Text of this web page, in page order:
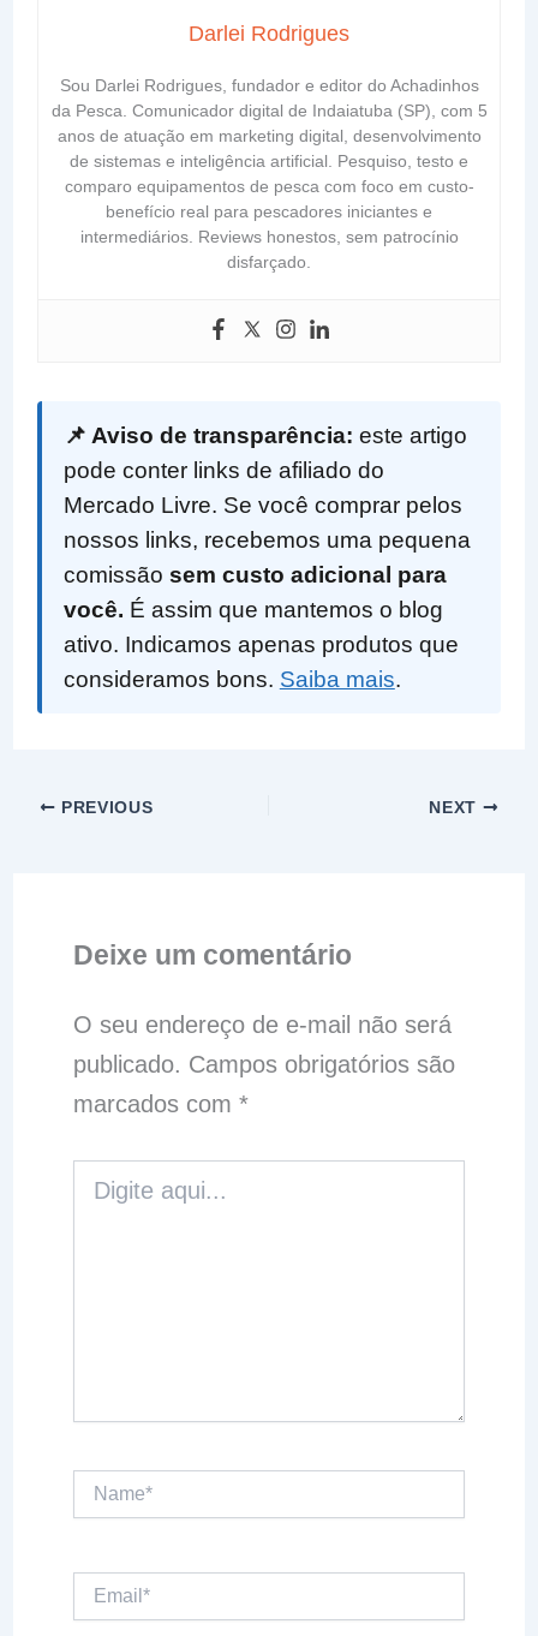
Darlei Rodrigues
Sou Darlei Rodrigues, fundador e editor do Achadinhos
da Pesca. Comunicador digital de Indaiatuba (SP), com 5
anos de atuação em marketing digital, desenvolvimento
de sistemas e inteligência artificial. Pesquiso, testo e
comparo equipamentos de pesca com foco em custo-
benefício real para pescadores iniciantes e
intermediários. Reviews honestos, sem patrocínio
disfarçado.
📌 Aviso de transparência: este artigo
pode conter links de afiliado do
Mercado Livre. Se você comprar pelos
nossos links, recebemos uma pequena
comissão sem custo adicional para
você. É assim que mantemos o blog
ativo. Indicamos apenas produtos que
consideramos bons. Saiba mais.
PREVIOUS NEXT
Deixe um comentário
O seu endereço de e-mail não será
publicado. Campos obrigatórios são
marcados com *
aqui...